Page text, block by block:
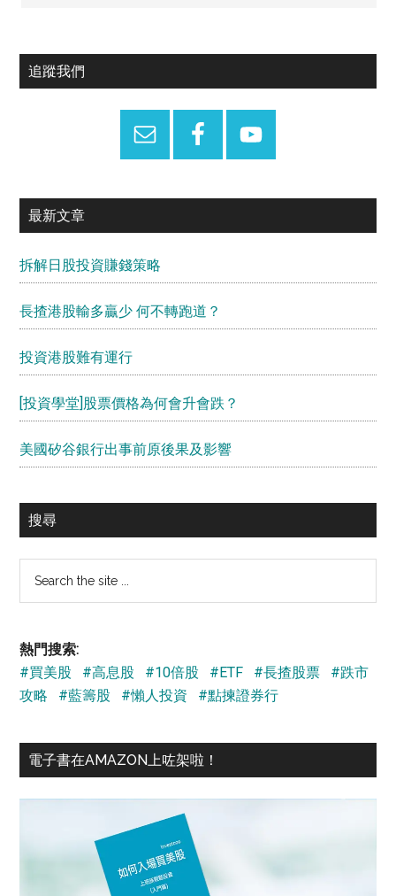
Primary
追蹤我們
最新文章
拆解日股投資賺錢策略
長揸港股輸多贏少 何不轉跑道？
投資港股難有運行
[投資學堂]股票價格為何會升會跌？
美國矽谷銀行出事前原後果及影響
搜尋
...
熱門搜索:
#買美股
#高息股 #10倍股 #ETF #長揸股票
#跌市
攻略
#藍籌股 #懶人投資 #點揀證券行
電子書在AMAZON上咗架啦！